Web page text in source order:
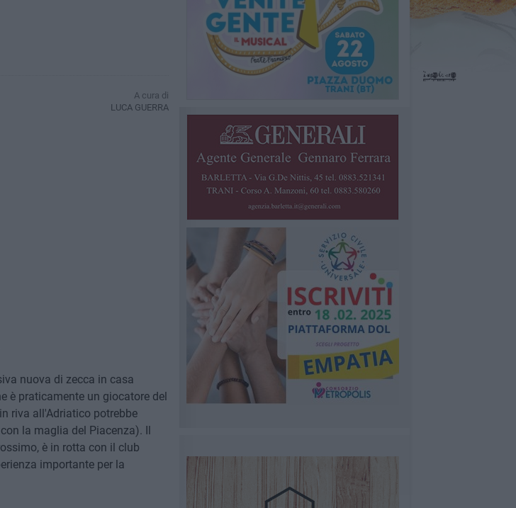
A cura di
LUCA GUERRA
nuova di zecca in casa
è praticamente un giocatore del
riva all'Adriatico potrebbe
la maglia del Piacenza). Il
è in rotta con il club
importante per la